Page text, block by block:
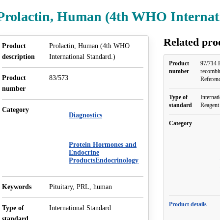
Human (4th WHO
Product
description
Prolactin, Human (4th WHO
International Standard.)
Product
number
83/573
Category
Diagnostics
Protein Hormones and
Endocrine
ProductsEndocrinology
Keywords Pituitary, PRL, human
Type of
International Standard
Related
Product
number
97/714
Type of
standard
Reagent
Category
Product details